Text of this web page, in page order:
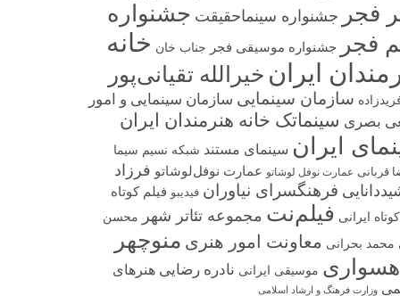
فجر
جشنواره سینماحقیقت جشنواره
فجر
جشنواره موسیقی فجر جناب خان خانه
ایران خیرالله تقیانی‌پور
سازمان سینمایی سازمان سینمایی و امور
بصری سینماتک خانه هنرمندان ایران
ایران سینمای مستند شبکه نسیم سیما
قربانی عمارت نوفل لوشاتو عمارت نوفل‌لوشاتو فرزاد
فرهنگسرای نیاوران فیدیبو فیلم کوتاه
ایرانی فیلم‌نت مجموعه تئاتر شهر
محسن
محمد بحرانی معاونت امور هنری منوچهر
موسیقی ایرانی نادره رضایی هنرهای
وزارت فرهنگ و ارشاد اسلامی